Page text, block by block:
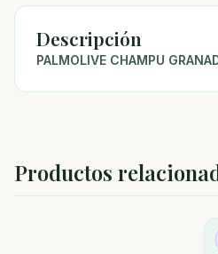
Descripción
PALMOLIVE CHAMPU
Productos